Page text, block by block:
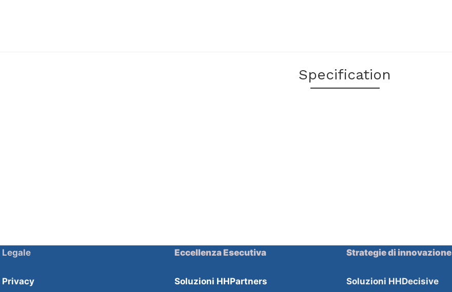
Specification
Legale
Privacy
Eccellenza Esecutiva
Soluzioni HHPartners
Strategie di innovazione
Soluzioni HHDecisive